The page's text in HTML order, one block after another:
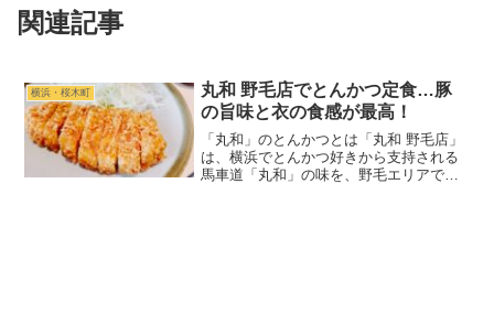
関連記事
横浜・桜木町
丸和 野毛店でとんかつ定食…豚
の旨味と衣の食感が最高！
「丸和」のとんかつとは「丸和 野毛店」
は、横浜でとんかつ好きから支持される
馬車道「丸和」の味を、野毛エリアでラ